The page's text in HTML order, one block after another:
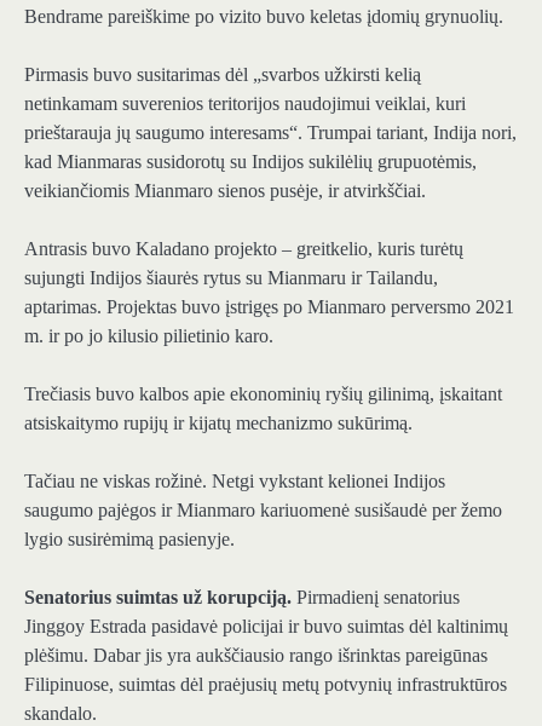
Bendrame pareiškime po vizito buvo keletas įdomių grynuolių.
Pirmasis buvo susitarimas dėl „svarbos užkirsti kelią
netinkamam suverenios teritorijos naudojimui veiklai, kuri
prieštarauja jų saugumo interesams“. Trumpai tariant, Indija nori,
kad Mianmaras susidorotų su Indijos sukilėlių grupuotėmis,
veikiančiomis Mianmaro sienos pusėje, ir atvirkščiai.
Antrasis buvo Kaladano projekto – greitkelio, kuris turėtų
sujungti Indijos šiaurės rytus su Mianmaru ir Tailandu,
aptarimas. Projektas buvo įstrigęs po Mianmaro perversmo 2021
m. ir po jo kilusio pilietinio karo.
Trečiasis buvo kalbos apie ekonominių ryšių gilinimą, įskaitant
atsiskaitymo rupijų ir kijatų mechanizmo sukūrimą.
Tačiau ne viskas rožinė. Netgi vykstant kelionei Indijos
saugumo pajėgos ir Mianmaro kariuomenė susišaudė per žemo
lygio susirėmimą pasienyje.
Senatorius suimtas už korupciją. Pirmadienį senatorius
Jinggoy Estrada pasidavė policijai ir buvo suimtas dėl kaltinimų
plėšimu. Dabar jis yra aukščiausio rango išrinktas pareigūnas
Filipinuose, suimtas dėl praėjusių metų potvynių infrastruktūros
skandalo.